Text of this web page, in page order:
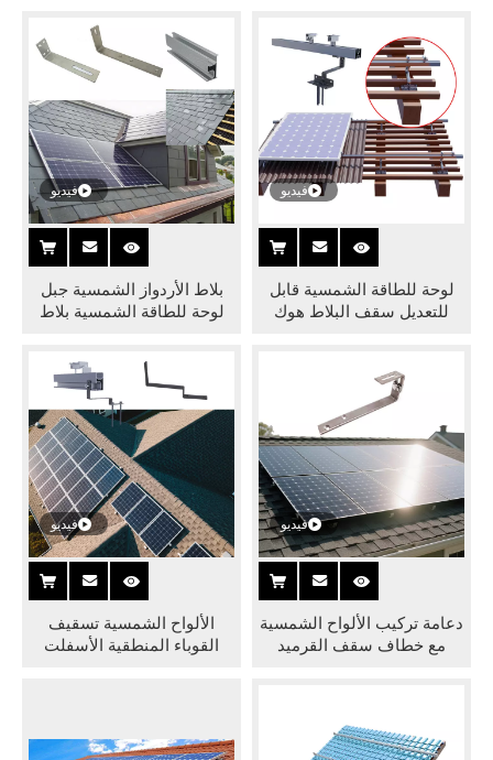
البلاط الشمسي
فيديو
لوحة للطاقة الشمسية قابل
للتعديل سقف البلاط هوك
سقف البلاط الشمسي
فيديو
بلاط الأردواز الشمسية جبل
لوحة للطاقة الشمسية بلاط
تركيب الملحقات
فيديو
دعامة تركيب الألواح الشمسية
مع خطاف سقف القرميد
فيديو
الألواح الشمسية تسقيف
القوباء المنطقية الأسفلت